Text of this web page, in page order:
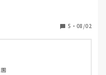
5 ・ 08/02